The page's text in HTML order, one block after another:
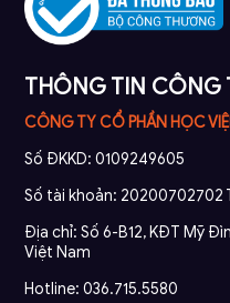
THÔNG TIN CÔNG
CÔNG TY CỔ PHẦN HỌC
Số ĐKKD: 0109249605
Số tài khoản: 20200702702
Địa chỉ: Số 6-B12, KĐT Mỹ
Việt Nam
Hotline: 036.715.5580